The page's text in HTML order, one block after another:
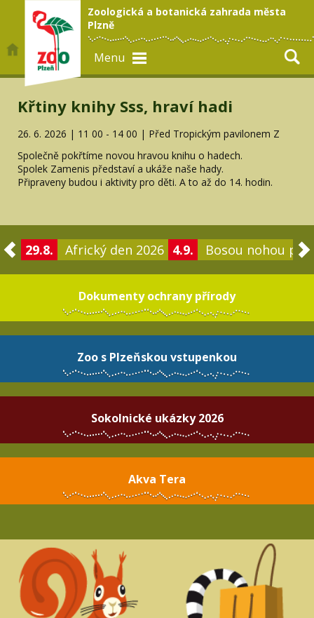
Zoologická a botanická zahrada města
Plzně
Menu
Křtiny knihy Sss, hraví hadi
26. 6. 2026 | 11 00 - 14 00 | Před Tropickým pavilonem Z
Společně pokřtíme novou hravou knihu o hadech.
Spolek Zamenis představí a ukáže naše hady.
Připraveny budou i aktivity pro děti. A to až do 14. hodin.
29.8. Africký den 2026 4.9. Bosou nohou po
Dokumenty ochrany přírody
Zoo s Plzeňskou vstupenkou
Sokolnické ukázky 2026
Akva Tera